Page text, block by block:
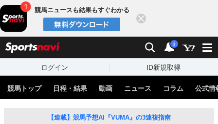
競馬ニュースも結果もすぐわかる
検索 通知
i
ログイン ID新規取得
競馬トップ 日程・結果 動画 ニュース コラム 公式情
【連載】競馬予想AI『VUMA』の3連複指南